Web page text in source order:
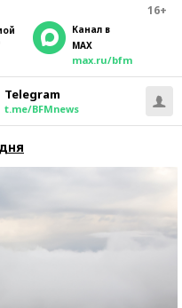
16+
Канал в
MAX
max.ru/bfm
Telegram
t.me/BFMnews